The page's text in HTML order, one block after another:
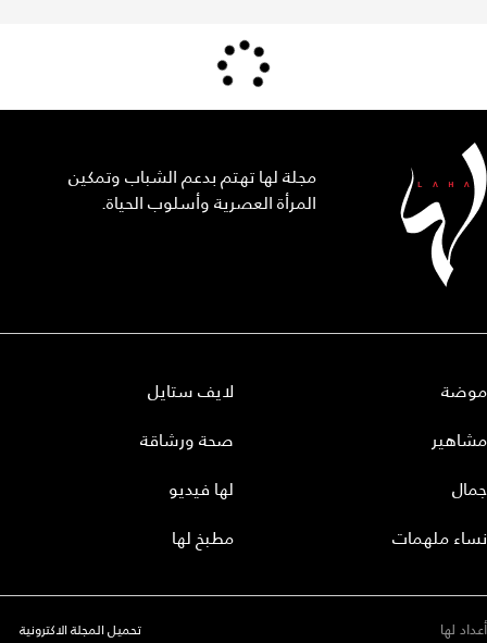
مجلة لها تهتم بدعم الشباب وتمكين
المرأة العصرية وأسلوب الحياة.
موضة
مشاهير
جمال
نساء ملهمات
لايف ستايل
صحة ورشاقة
لها فيديو
مطبخ لها
أعداد لها
تحميل المجلة الاكترونية